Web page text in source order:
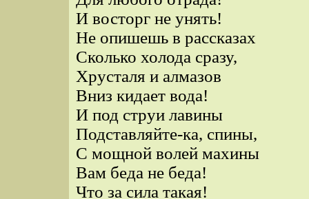
И восторг не унять!
Не опишешь в рассказах
Сколько холода сразу,
Хрусталя и алмазов
Вниз кидает вода!
И под струи лавины
Подставляйте-ка, спины,
С мощной волей махины
Вам беда не беда!
Что за сила такая!